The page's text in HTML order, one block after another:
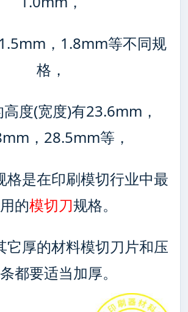
，1.8mm等不同规
格，
度(宽度)有23.6mm，
，28.5mm等，
格是在印刷模切行业中最
的模切刀规格。
它厚的材料模切刀片和压
都要适当加厚。